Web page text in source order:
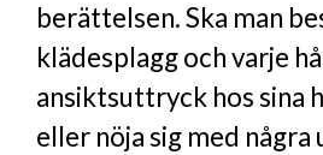
berättelsen. Ska man
klädesplagg och varje
ansiktsuttryck hos sina
eller nöja sig med några